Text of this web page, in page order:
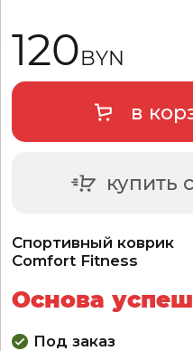
Спортивный коврик
Comfort Fitness
Основа
Под заказ
120BYN
в
купить